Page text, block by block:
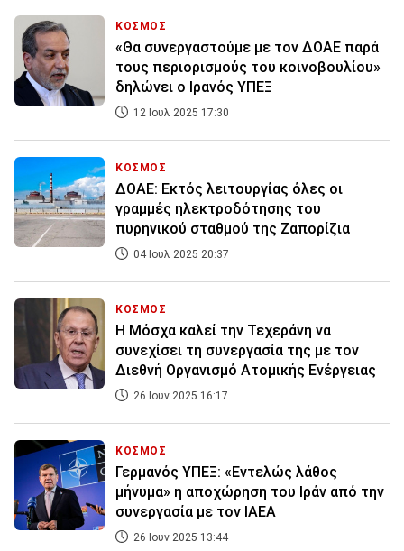
ΚΟΣΜΟΣ
«Θα συνεργαστούμε με τον ΔΟΑΕ παρά
τους περιορισμούς του κοινοβουλίου»
δηλώνει ο Ιρανός ΥΠΕΞ
12 Ιουλ 2025 17:30
ΚΟΣΜΟΣ
ΔΟΑΕ: Eκτός λειτουργίας όλες οι
γραμμές ηλεκτροδότησης του
πυρηνικού σταθμού της Ζαπορίζια
04 Ιουλ 2025 20:37
ΚΟΣΜΟΣ
Η Μόσχα καλεί την Τεχεράνη να
συνεχίσει τη συνεργασία της με τον
Διεθνή Οργανισμό Ατομικής Ενέργειας
26 Ιουν 2025 16:17
ΚΟΣΜΟΣ
Γερμανός ΥΠΕΞ: «Εντελώς λάθος
μήνυμα» η αποχώρηση του Ιράν από την
συνεργασία με τον ΙΑΕΑ
26 Ιουν 2025 13:44